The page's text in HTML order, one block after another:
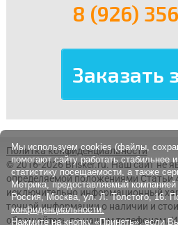
8 (926)
Политка конфиденциальности
© 2016-2026 Brisker.ru.Наш сайт не
определяемой положениями Статьи
исключительно информационный
точной информации о наличии и
обращайтесь по нашим телефонам.
Мы используем cookies (файлы,
помогают сайту работать стабильнее
статистику посещаемости, а также
Метрика, предоставляемый
Россия, Москва, ул. Л. Толстого, 16.
конфиденциальности.
Нажмите на кнопку «Принять», если